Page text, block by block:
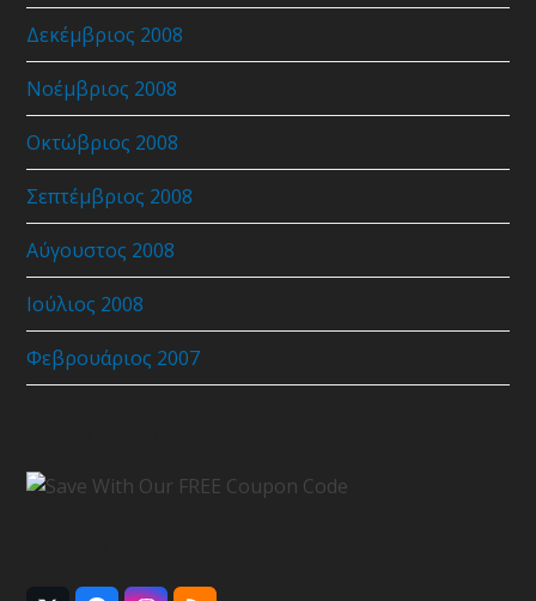
Δεκέμβριος 2008
Νοέμβριος 2008
Οκτώβριος 2008
Σεπτέμβριος 2008
Αύγουστος 2008
Ιούλιος 2008
Φεβρουάριος 2007